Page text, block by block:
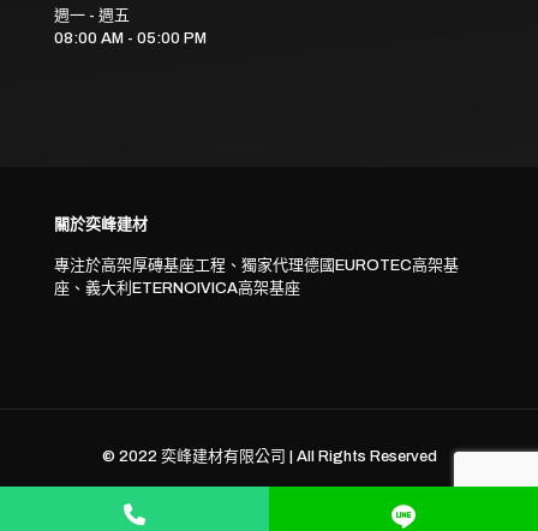
週一 - 週五
08:00 AM - 05:00 PM
關於奕峰建材
專注於高架厚磚基座工程、獨家代理德國EUROTEC高架基
座、義大利ETERNOIVICA高架基座
© 2022 奕峰建材有限公司 | All Rights Reserved